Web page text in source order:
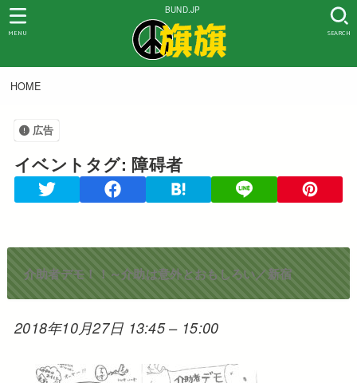
BUND.JP
SEARCH
MENU
HOME
広告
イベントタグ: 障碍者
介助者デモ！！～介助は意外とおもしろい／新宿
2018年10月27日 13:45– 15:00